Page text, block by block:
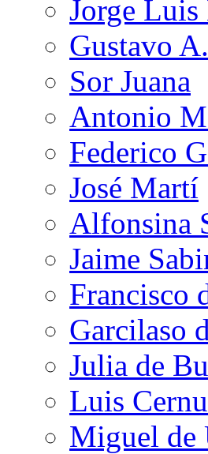
Jorge Luis
Gustavo
Sor Juana
Antonio
Federico
José Martí
Alfonsina
Jaime
Francisco
Garcilaso
Julia de
Luis
Miguel de